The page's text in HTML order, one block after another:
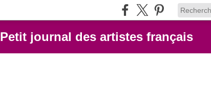
Petit journal des artistes français